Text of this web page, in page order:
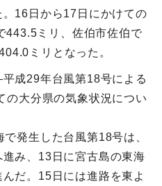
16日から17日にかけての
443.5ミリ、佐伯市佐伯で
ミリとなった。
成29年台風第18号による
の大分県の気象状況につい
発生した台風第18号は、
み、13日に宮古島の東海
だ。15日には進路を東よ